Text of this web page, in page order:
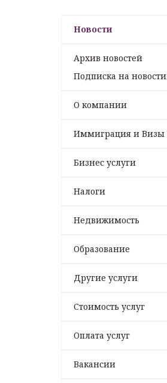
Новости
Архив новостей
Подписка на новости
О компании
Иммиграция и Визы
Бизнес услуги
Налоги
Недвижимость
Образование
Другие услуги
Стоимость услуг
Оплата услуг
Вакансии